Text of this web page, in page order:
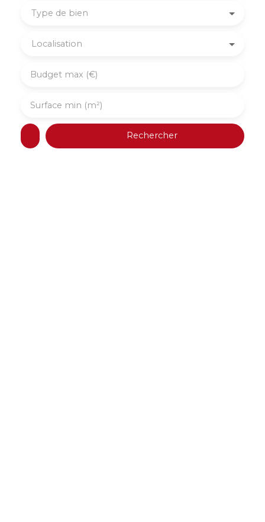
Type de bien
Localisation
Budget max (€)
Surface min (m²)
Rechercher